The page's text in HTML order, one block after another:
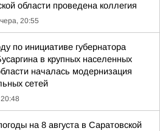
области проведена коллегия
20:55
по инициативе губернатора
в крупных населенных
началась модернизация
сетей
на 8 августа в Саратовской